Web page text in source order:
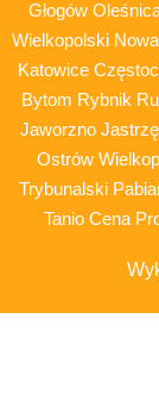
Głogów
Wielkopolski
Katowice
Bytom Rybnik
Jaworzno
Ostrów
Trybunalski
Tanio Cena